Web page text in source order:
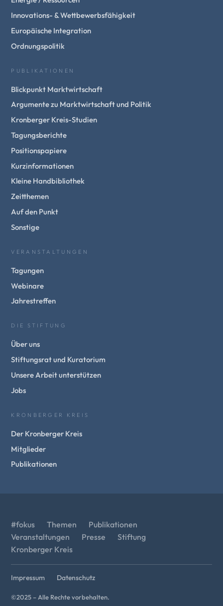
Innovations- & Wettbewerbsfähigkeit
Europäische Integration
Ordnungspolitik
PUBLIKATIONEN
Blickpunkt Marktwirtschaft
Argumente zu Marktwirtschaft und Politik
Kronberger Kreis-Studien
Tagungsberichte
Positionspapiere
Kurzinformationen
Kleine Handbibliothek
Zeitthemen
Auf den Punkt
Sonstige
VERANSTALTUNGEN
Tagungen
Webinare
Jahrestreffen
DIE STIFTUNG
Über uns
Stiftungsrat und Kuratorium
Unsere Arbeit unterstützen
Jobs
KRONBERGER KREIS
Der Kronberger Kreis
Mitglieder
Publikationen
#fokus Themen
Publikationen
Veranstaltungen
Presse
Stiftung
Kronberger Kreis
Impressum Datenschutz
©2025 – Alle Rechte vorbehalten.